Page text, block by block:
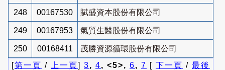
248 00167530 賦盛資本股份有限公司
249 00167953 氣質生醫股份有限公司
250 00168411
茂勝資源循環股份有限公司
[第一頁 / 上一頁] 3, 4, <5>, 6, 7 [ 下一頁 / 最後